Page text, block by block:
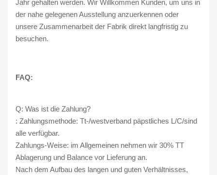
Jahr gehalten werden. Wir Willkommen Kunden, um uns in
der nahe gelegenen Ausstellung anzuerkennen oder
unsere Zusammenarbeit der Fabrik direkt langfristig zu
besuchen.
FAQ:
Q: Was ist die Zahlung?
: Zahlungsmethode: Tt-/westverband päpstliches L/C/sind
alle verfügbar.
Zahlungs-Weise: im Allgemeinen nehmen wir 30% TT
Ablagerung und Balance vor Lieferung an.
Nach dem Aufbau des langen und guten Verhältnisses,